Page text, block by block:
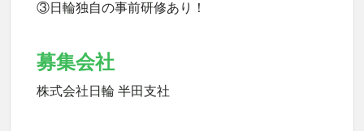
③日輪独自の事前研修あり！
募集会社
株式会社日輪 半田支社